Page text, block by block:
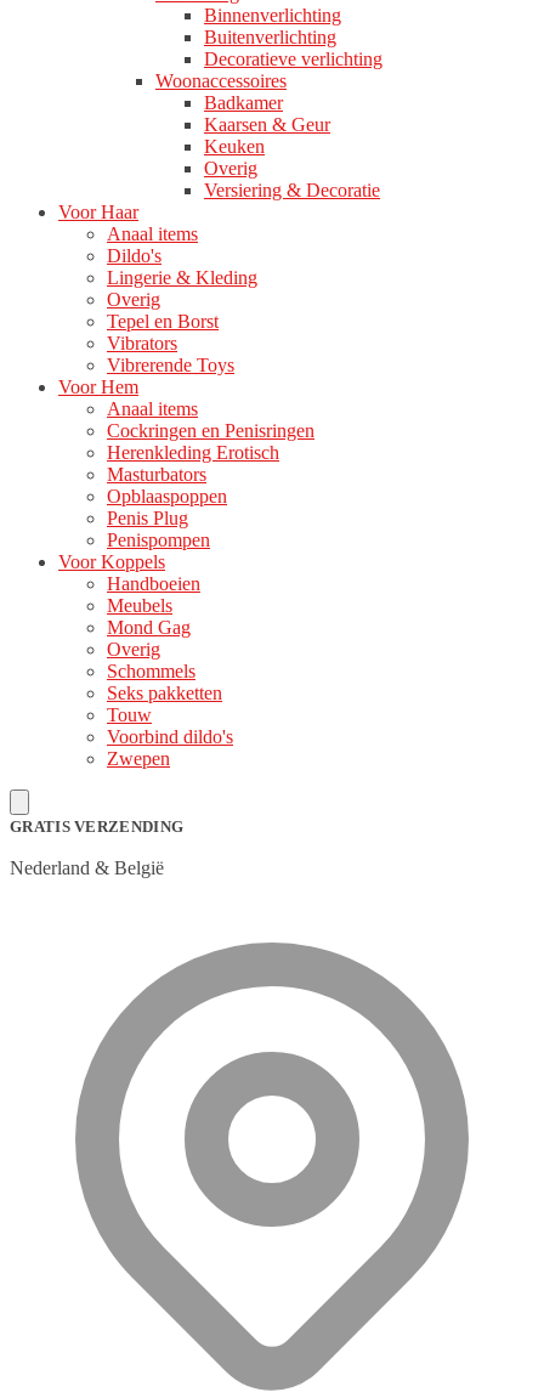
Binnenverlichting
Buitenverlichting
Decoratieve verlichting
Woonaccessoires
Badkamer
Kaarsen & Geur
Keuken
Overig
Versiering & Decoratie
Voor Haar
Anaal items
Dildo's
Lingerie & Kleding
Overig
Tepel en Borst
Vibrators
Vibrerende Toys
Voor Hem
Anaal items
Cockringen en Penisringen
Herenkleding Erotisch
Masturbators
Opblaaspoppen
Penis Plug
Penispompen
Voor Koppels
Handboeien
Meubels
Mond Gag
Overig
Schommels
Seks pakketten
Touw
Voorbind dildo's
Zwepen
GRATIS VERZENDING
Nederland & België